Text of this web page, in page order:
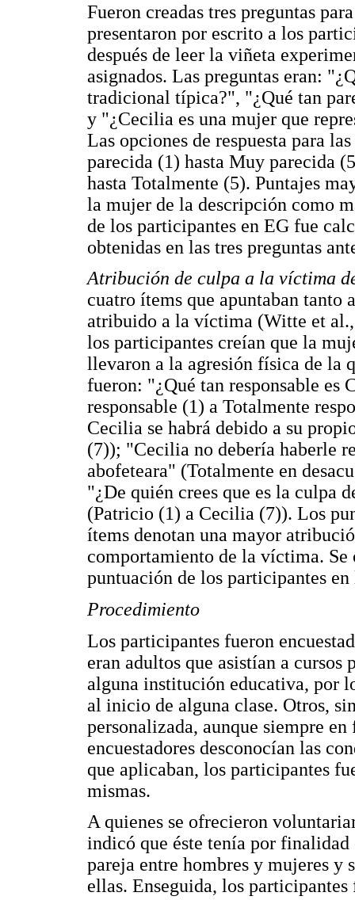
Fueron creadas tres preguntas
presentaron por escrito a los
después de leer la viñeta
asignados. Las preguntas eran:
tradicional típica?", "¿Qué tan
y "¿Cecilia es una mujer que
Las opciones de respuesta para
parecida (1) hasta Muy parecida
hasta Totalmente (5). Puntajes
la mujer de la descripción como
de los participantes en EG fue
obtenidas en las tres preguntas
Atribución de culpa a la víctima
cuatro ítems que apuntaban tanto
atribuido a la víctima (Witte et
los participantes creían que la
llevaron a la agresión física de la
fueron: "¿Qué tan responsable
responsable (1) a Totalmente
Cecilia se habrá debido a su
(7)); "Cecilia no debería haberle
abofeteara" (Totalmente en
"¿De quién crees que es la culpa
(Patricio (1) a Cecilia (7)). Los
ítems denotan una mayor
comportamiento de la víctima.
puntuación de los participantes
Procedimiento
Los participantes fueron
eran adultos que asistían a cursos
alguna institución educativa, por
al inicio de alguna clase. Otros,
personalizada, aunque siempre
encuestadores desconocían las
que aplicaban, los participantes
mismas.
A quienes se ofrecieron
indicó que éste tenía por finalidad
pareja entre hombres y mujeres y
ellas. Enseguida, los